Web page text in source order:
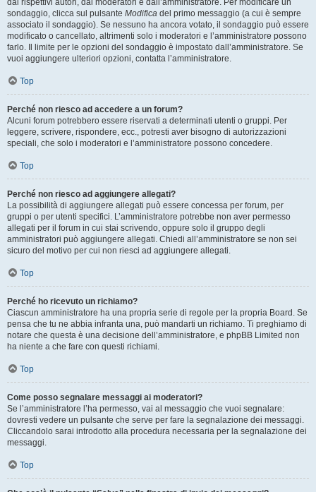
dai rispettivi autori, dai moderatori e dall’amministratore. Per modificare un
sondaggio, clicca sul pulsante Modifica del primo messaggio (a cui è sempre
associato il sondaggio). Se nessuno ha ancora votato, il sondaggio può essere
modificato o cancellato, altrimenti solo i moderatori e l’amministratore possono
farlo. Il limite per le opzioni del sondaggio è impostato dall’amministratore. Se
vuoi aggiungere ulteriori opzioni, contatta l’amministratore.
Top
Perché non riesco ad accedere a un forum?
Alcuni forum potrebbero essere riservati a determinati utenti o gruppi. Per
leggere, scrivere, rispondere, ecc., potresti aver bisogno di autorizzazioni
speciali, che solo i moderatori e l’amministratore possono concedere.
Top
Perché non riesco ad aggiungere allegati?
La possibilità di aggiungere allegati può essere concessa per forum, per
gruppi o per utenti specifici. L’amministratore potrebbe non aver permesso
allegati per il forum in cui stai scrivendo, oppure solo il gruppo degli
amministratori può aggiungere allegati. Chiedi all’amministratore se non sei
sicuro del motivo per cui non riesci ad aggiungere allegati.
Top
Perché ho ricevuto un richiamo?
Ciascun amministratore ha una propria serie di regole per la propria Board. Se
pensa che tu ne abbia infranta una, può mandarti un richiamo. Ti preghiamo di
notare che questa è una decisione dell’amministratore, e phpBB Limited non
ha niente a che fare con questi richiami.
Top
Come posso segnalare messaggi ai moderatori?
Se l’amministratore l’ha permesso, vai al messaggio che vuoi segnalare:
dovresti vedere un pulsante che serve per fare la segnalazione dei messaggi.
Cliccandolo sarai introdotto alla procedura necessaria per la segnalazione dei
messaggi.
Top